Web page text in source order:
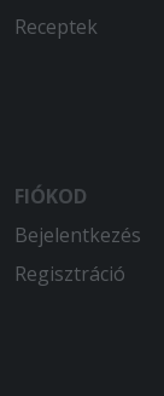
2026-01-
Gyors,
Finom,
Csak
volt.
Receptek
FIÓKOD
Bejelentkezés
Regisztráció